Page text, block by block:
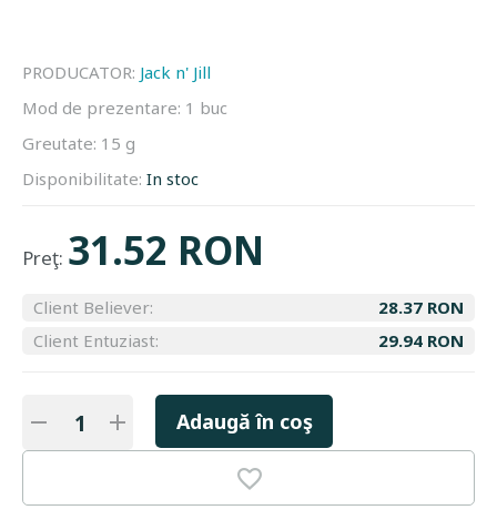
PRODUCATOR: Jack n' Jill
Mod de prezentare: 1 buc
Greutate: 15 g
Disponibilitate: In stoc
Preţ: 31.52 RON
Client Believer:
28.37 RON
Client Entuziast:
29.94 RON
Adaugă în coş